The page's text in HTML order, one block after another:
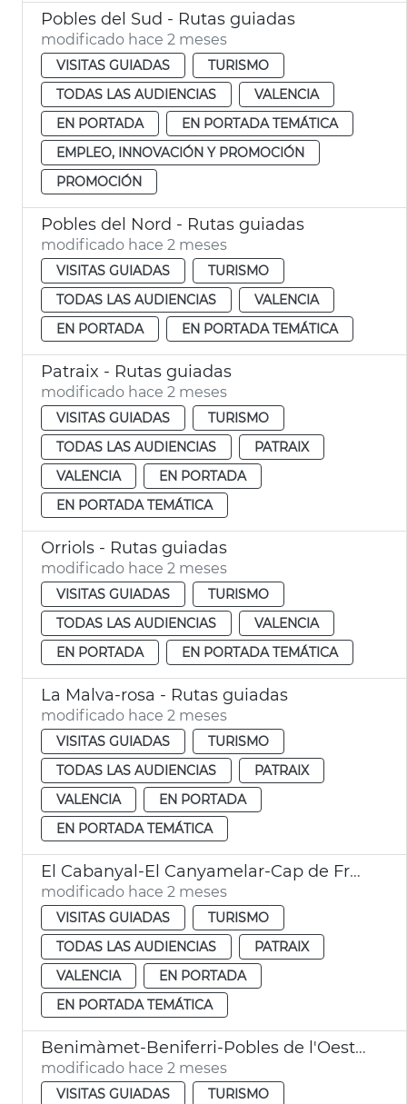
Pobles del Sud - Rutas guiadas
modificado hace 2 meses
VISITAS GUIADAS
TURISMO
TODAS LAS AUDIENCIAS
VALENCIA
EN PORTADA
EN PORTADA TEMÁTICA
EMPLEO, INNOVACIÓN Y PROMOCIÓN
PROMOCIÓN
Pobles del Nord - Rutas guiadas
modificado hace 2 meses
VISITAS GUIADAS
TURISMO
TODAS LAS AUDIENCIAS
VALENCIA
EN PORTADA
EN PORTADA TEMÁTICA
Patraix - Rutas guiadas
modificado hace 2 meses
VISITAS GUIADAS
TURISMO
TODAS LAS AUDIENCIAS
PATRAIX
VALENCIA
EN PORTADA
EN PORTADA TEMÁTICA
Orriols - Rutas guiadas
modificado hace 2 meses
VISITAS GUIADAS
TURISMO
TODAS LAS AUDIENCIAS
VALENCIA
EN PORTADA
EN PORTADA TEMÁTICA
La Malva-rosa - Rutas guiadas
modificado hace 2 meses
VISITAS GUIADAS
TURISMO
TODAS LAS AUDIENCIAS
PATRAIX
VALENCIA
EN PORTADA
EN PORTADA TEMÁTICA
El Cabanyal-El Canyamelar-Cap de França - Rutas guiadas
modificado hace 2 meses
VISITAS GUIADAS
TURISMO
TODAS LAS AUDIENCIAS
PATRAIX
VALENCIA
EN PORTADA
EN PORTADA TEMÁTICA
Benimàmet-Beniferri-Pobles de l'Oest - Rutas guiadas
modificado hace 2 meses
VISITAS GUIADAS
TURISMO